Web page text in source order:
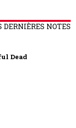
DERNIÈRES NOTES
Dead